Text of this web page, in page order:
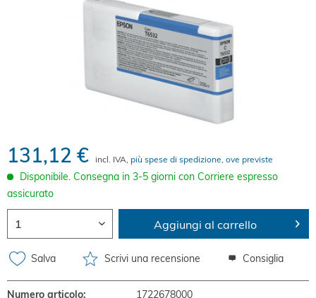
131,12 € incl. IVA, più spese di spedizione, ove previste
Disponibile. Consegna in 3-5 giorni con Corriere espresso
assicurato
Aggiungi al carrello
Salva Scrivi una recensione Consiglia
Numero articolo:
1722678000